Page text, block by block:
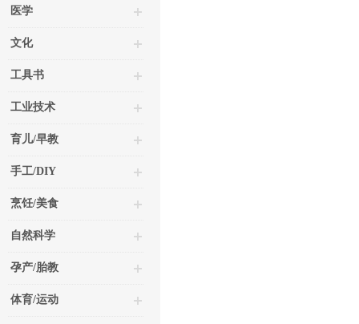
医学
文化
工具书
工业技术
育儿/早教
手工/DIY
烹饪/美食
自然科学
孕产/胎教
体育/运动